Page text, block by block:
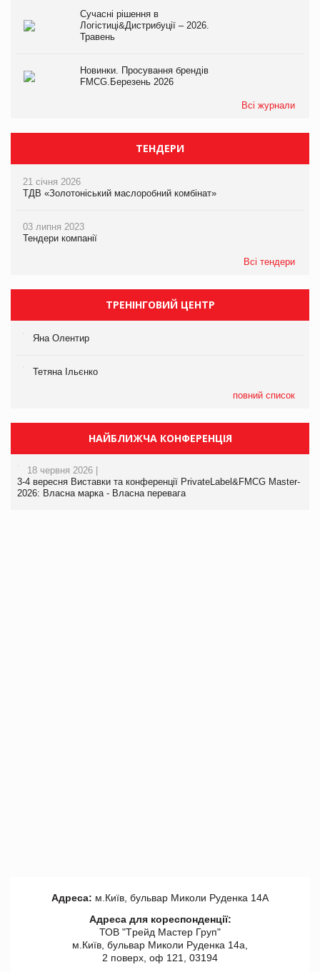
Сучасні рішення в
Логістиці&Дистрибуції – 2026.
Травень
Новинки. Просування брендів
FMCG.Березень 2026
Всі журнали
ТЕНДЕРИ
21 січня 2026
ТДВ «Золотоніський маслоробний комбінат»
03 липня 2023
Тендери компанії
Всі тендери
ТРЕНІНГОВИЙ ЦЕНТР
Яна Олентир
Тетяна Ільєнко
повний список
НАЙБЛИЖЧА КОНФЕРЕНЦІЯ
18 червня 2026 |
3-4 вересня Виставки та конференції PrivateLabel&FMCG Master-
2026: Власна марка - Власна перевага
Адреса: м.Київ, бульвар Миколи Руденка 14А
Адреса для кореспонденції:
ТОВ "Tрейд Мастер Груп"
м.Київ, бульвар Миколи Руденка 14а,
2 поверх, оф 121, 03194